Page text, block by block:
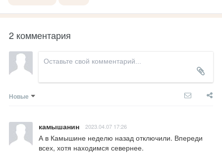
2 комментария
Новые
камышанин 2023.04.07 17:26
А в Камышине неделю назад отключили. Впереди
всех, хотя находимся севернее.